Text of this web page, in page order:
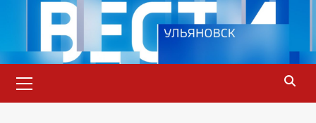
содержимому
меню